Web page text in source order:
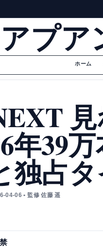
プ
ホーム
年39
独占
04-06 • 監修 佐藤 遥